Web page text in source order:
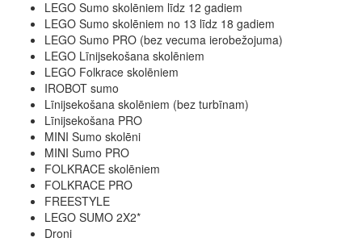
LEGO Sumo skolēniem līdz 12 gadiem
LEGO Sumo skolēniem no 13 līdz 18 gadiem
LEGO Sumo PRO (bez vecuma ierobežojuma)
LEGO Līnijsekošana skolēniem
LEGO Folkrace skolēniem
IROBOT sumo
Līnijsekošana skolēniem (bez turbīnam)
Līnijsekošana PRO
MINI Sumo skolēni
MINI Sumo PRO
FOLKRACE skolēniem
FOLKRACE PRO
FREESTYLE
LEGO SUMO 2X2*
Droni